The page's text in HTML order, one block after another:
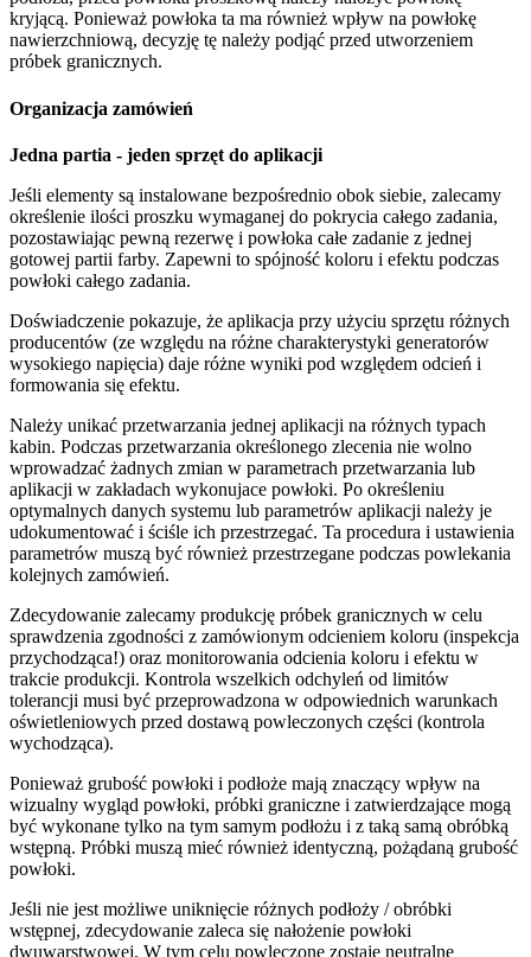
kryjącą. Ponieważ powłoka ta ma również wpływ na powłokę
nawierzchniową, decyzję tę należy podjąć przed utworzeniem
próbek granicznych.
Organizacja zamówień
Jedna partia - jeden sprzęt do aplikacji
Jeśli elementy są instalowane bezpośrednio obok siebie, zalecamy
określenie ilości proszku wymaganej do pokrycia całego zadania,
pozostawiając pewną rezerwę i powłoka całe zadanie z jednej
gotowej partii farby. Zapewni to spójność koloru i efektu podczas
powłoki całego zadania.
Doświadczenie pokazuje, że aplikacja przy użyciu sprzętu różnych
producentów (ze względu na różne charakterystyki generatorów
wysokiego napięcia) daje różne wyniki pod względem odcień i
formowania się efektu.
Należy unikać przetwarzania jednej aplikacji na różnych typach
kabin. Podczas przetwarzania określonego zlecenia nie wolno
wprowadzać żadnych zmian w parametrach przetwarzania lub
aplikacji w zakładach wykonujace powłoki. Po określeniu
optymalnych danych systemu lub parametrów aplikacji należy je
udokumentować i ściśle ich przestrzegać. Ta procedura i ustawienia
parametrów muszą być również przestrzegane podczas powlekania
kolejnych zamówień.
Zdecydowanie zalecamy produkcję próbek granicznych w celu
sprawdzenia zgodności z zamówionym odcieniem koloru (inspekcja
przychodząca!) oraz monitorowania odcienia koloru i efektu w
trakcie produkcji. Kontrola wszelkich odchyleń od limitów
tolerancji musi być przeprowadzona w odpowiednich warunkach
oświetleniowych przed dostawą powleczonych części (kontrola
wychodząca).
Ponieważ grubość powłoki i podłoże mają znaczący wpływ na
wizualny wygląd powłoki, próbki graniczne i zatwierdzające mogą
być wykonane tylko na tym samym podłożu i z taką samą obróbką
wstępną. Próbki muszą mieć również identyczną, pożądaną grubość
powłoki.
Jeśli nie jest możliwe uniknięcie różnych podłoży / obróbki
wstępnej, zdecydowanie zaleca się nałożenie powłoki
dwuwarstwowej. W tym celu powleczone zostaje neutralne